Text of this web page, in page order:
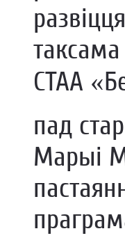
таксама
СТАА
пад
Марыі